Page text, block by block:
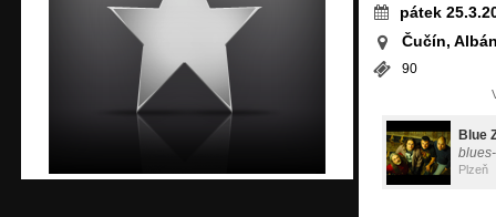
pátek
Čučín,
90
Blue
Plzeň